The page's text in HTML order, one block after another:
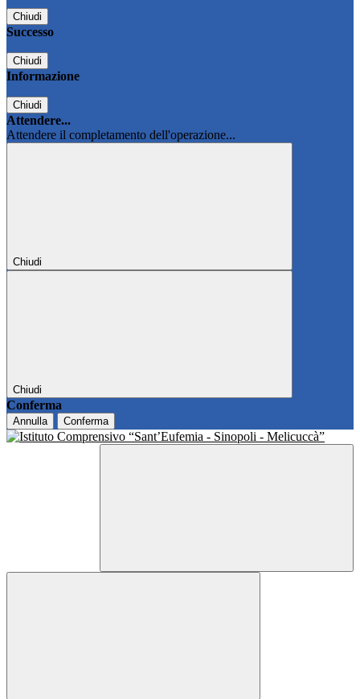
Chiudi
Successo
Chiudi
Informazione
Chiudi
Attendere...
Attendere il completamento dell'operazione...
Chiudi
Chiudi
Conferma
Annulla Conferma